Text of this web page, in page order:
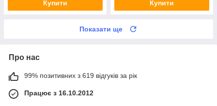
Купити Купити
Показати ще
Про нас
99% позитивних з 619 відгуків за рік
Працює з 16.10.2012